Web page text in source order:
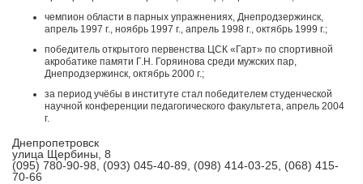
чемпион области в парных упражнениях, Днепродзержинск,
апрель 1997 г., ноябрь 1997 г., апрель 1998 г., октябрь 1999 г.;
победитель открытого первенства ЦСК «Гарт» по спортивной
акробатике памяти Г.Н. Горяинова среди мужских пар,
Днепродзержинск, октябрь 2000 г.;
за период учёбы в институте стал победителем студенческой
научной конференции педагогического факультета, апрель 2004
г.
Днепропетровск
улица Щербины, 8
(095) 780-90-98, (093) 045-40-89, (098) 414-03-25, (068) 415-
70-66